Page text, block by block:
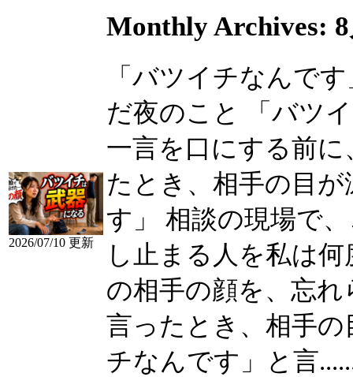
2026/07/10 更新
Monthly Archives:
「バツイチなんで
だ夜のこと 「バツ
一言を口にする前に
たとき、相手の目
す」 相談の現場で
し止まる人を私は
の相手の顔を、忘れ
言ったとき、相手の
チなんです」と言